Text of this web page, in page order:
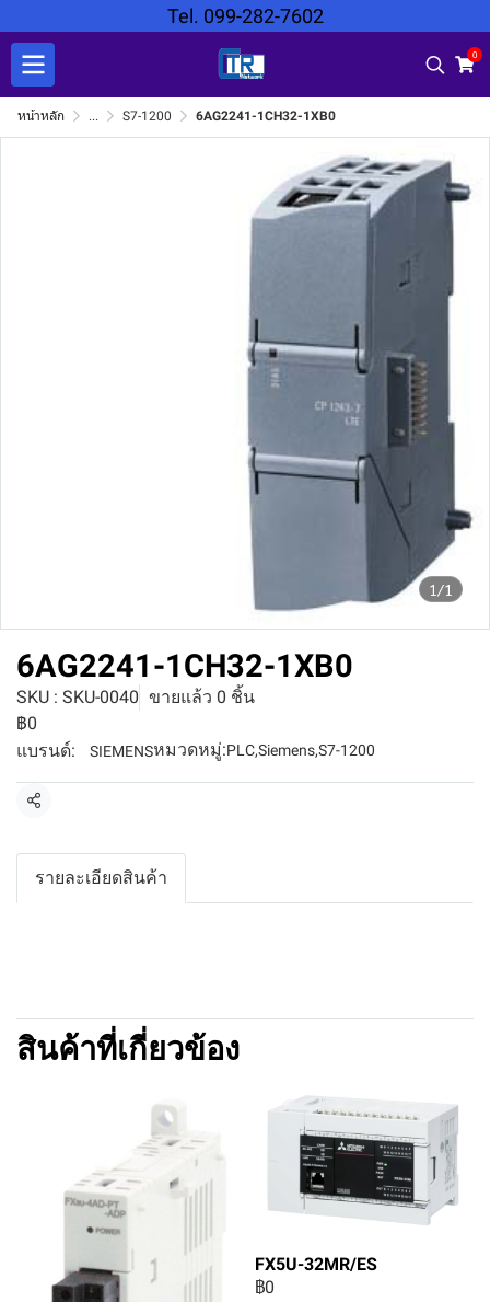
Tel. 099-282-7602
0
หน้าหลัก ... S7-1200 6AG2241-1CH32-1XB0
1/1
6AG2241-1CH32-1XB0
SKU : SKU-0040 ขายแล้ว 0 ชิ้น
฿0
แบรนด์:
SIEMENSหมวดหมู่:PLC,Siemens,S7-1200
แชร์
รายละเอียดสินค้า
สินค้าที่เกี่ยวข้อง
FX5U-32MR/ES
฿0